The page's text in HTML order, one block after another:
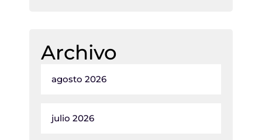
Archivo
agosto 2026
julio 2026